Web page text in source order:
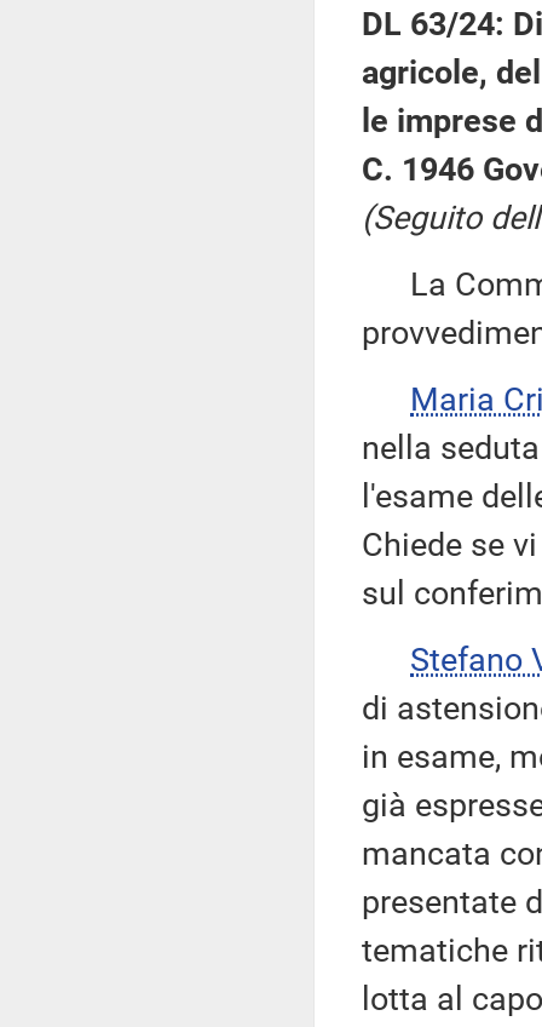
DL 63/24:
agricole,
le imprese
C. 1946
(Seguito
La
Maria
nella
l'esame
Chiede se
sul
Stefano
di
in esame,
già
mancata
presentate
tematiche
lotta al